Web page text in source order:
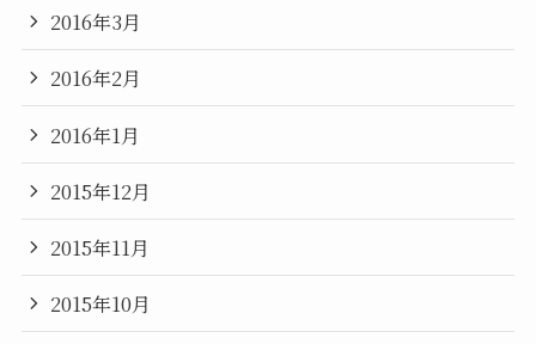
2016年3月
2016年2月
2016年1月
2015年12月
2015年11月
2015年10月